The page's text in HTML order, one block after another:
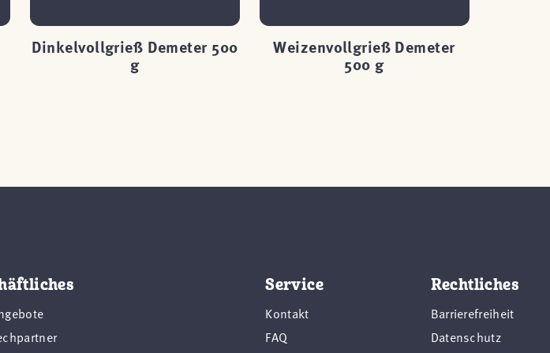
Dinkelvollgrieß Demeter 500
g
Weizenvollgrieß Demeter
500 g
Service
Kontakt
FAQ
Rechtliches
Barrierefreiheit
Datenschutz